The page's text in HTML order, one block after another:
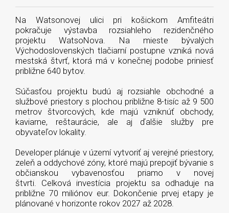
Na Watsonovej ulici pri košickom Amfiteátri
pokračuje výstavba rozsiahleho rezidenčného
projektu WatsoNova. Na mieste bývalých
Východoslovenských tlačiarní postupne vzniká nová
mestská štvrť, ktorá má v konečnej podobe priniesť
približne 640 bytov.
Súčasťou projektu budú aj rozsiahle obchodné a
službové priestory s plochou približne 8-tisíc až 9 500
metrov štvorcových, kde majú vzniknúť obchody,
kaviarne, reštaurácie, ale aj ďalšie služby pre
obyvateľov lokality.
Developer plánuje v území vytvoriť aj verejné priestory,
zeleň a oddychové zóny, ktoré majú prepojiť bývanie s
občianskou vybavenosťou priamo v novej
štvrti. Celková investícia projektu sa odhaduje na
približne 70 miliónov eur. Dokončenie prvej etapy je
plánované v horizonte rokov 2027 až 2028.